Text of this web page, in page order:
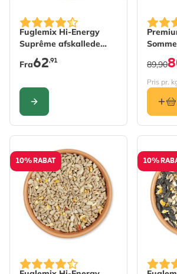
Fuglemix Hi-Energy
Suprême afskallede
(ingen ukrudt)
The price depends on the options
Fra62,91
KONFIGURER
89,90
Pris pr.
10% RABAT
The price depends on the options
10%
The